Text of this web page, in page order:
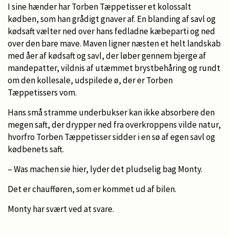
I sine hænder har Torben Tæppetisser et kolossalt
kødben, som han grådigt gnaver af. En blanding af savl og
kødsaft vælter ned over hans fedladne kæbeparti og ned
over den bare mave. Maven ligner næsten et helt landskab
med åer af kødsaft og savl, der løber gennem bjerge af
mandepatter, vildnis af utæmmet brystbehåring og rundt
om den kollesale, udspilede ø, der er Torben
Tæppetissers vom.
Hans små stramme underbukser kan ikke absorbere den
megen saft, der drypper ned fra overkroppens vilde natur,
hvorfro Torben Tæppetisser sidder i en sø af egen savl og
kødbenets saft.
– Was machen sie hier, lyder det pludselig bag Monty.
Det er chaufføren, som er kommet ud af bilen.
Monty har svært ved at svare.